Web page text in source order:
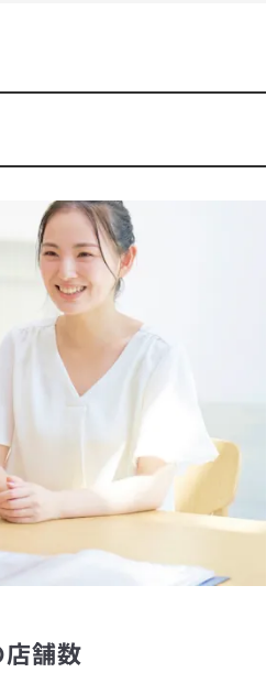
舗数